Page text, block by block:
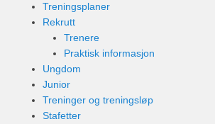
Treningsplaner
Rekrutt
Trenere
Praktisk informasjon
Ungdom
Junior
Treninger og treningsløp
Stafetter